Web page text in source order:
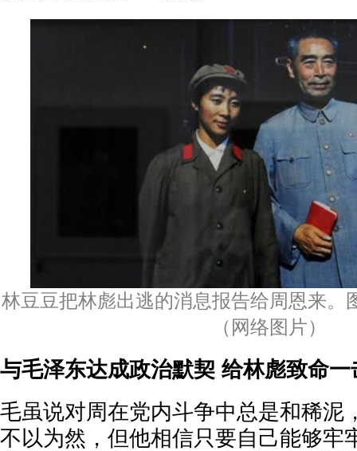
林豆豆把林彪出逃的消息报告给周恩来。
（网络图片）
与毛泽东达成政治默契 给林彪致命一
毛虽说对周在党内斗争中总是和稀泥
不以为然，但他相信只要自己能够牢